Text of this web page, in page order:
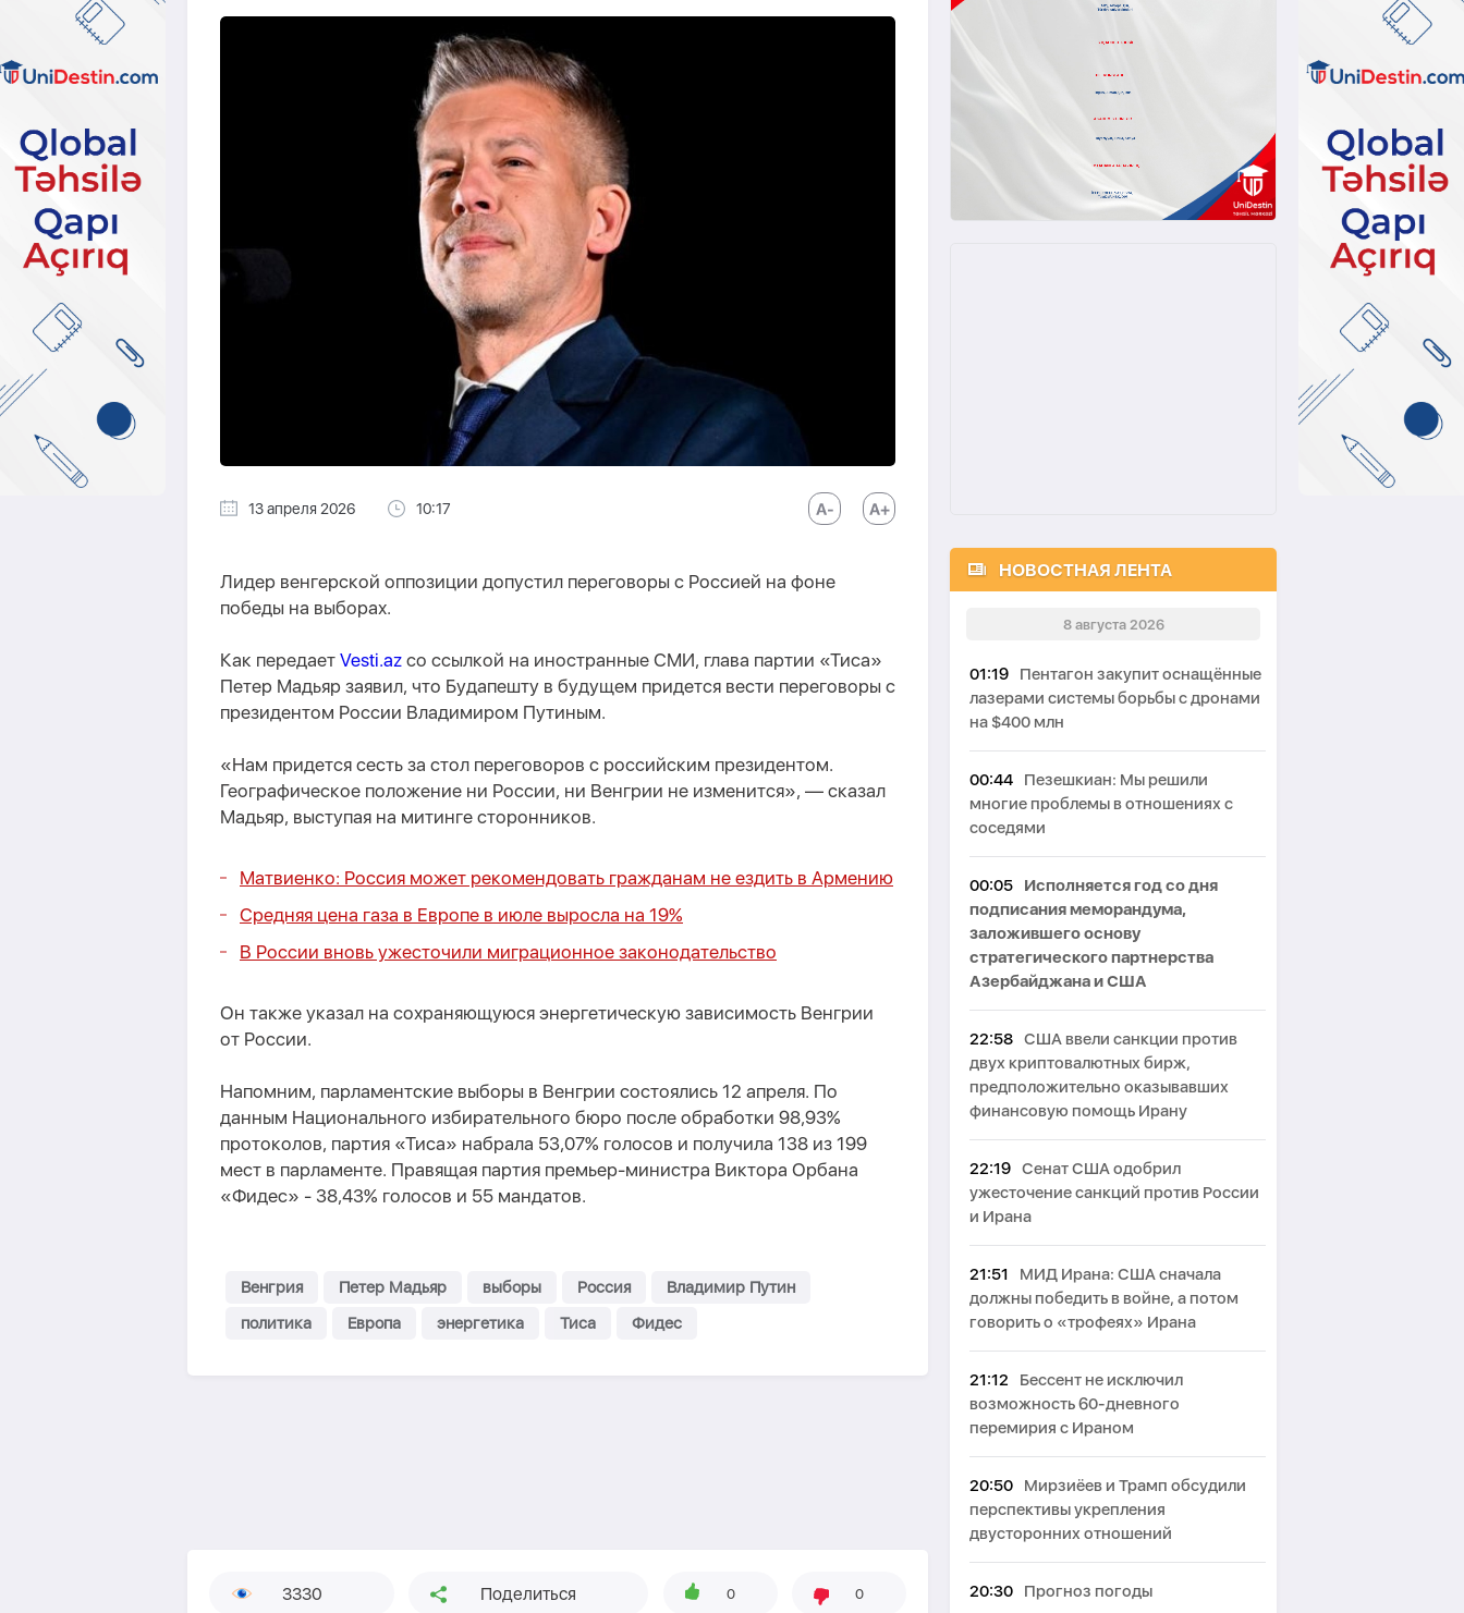
13 апреля 2026 10:17
Лидер венгерской оппозиции допустил переговоры с Россией на фоне
победы на выборах.
Как передает Vesti.az со ссылкой на иностранные СМИ, глава партии «Тиса»
Петер Мадьяр заявил, что Будапешту в будущем придется вести переговоры с
президентом России Владимиром Путиным.
«Нам придется сесть за стол переговоров с российским президентом.
Географическое положение ни России, ни Венгрии не изменится», — сказал
Мадьяр, выступая на митинге сторонников.
Матвиенко: Россия может рекомендовать гражданам не ездить в Армению
Средняя цена газа в Европе в июле выросла на 19%
В России вновь ужесточили миграционное законодательство
Он также указал на сохраняющуюся энергетическую зависимость Венгрии
от России.
Напомним, парламентские выборы в Венгрии состоялись 12 апреля. По
данным Национального избирательного бюро после обработки 98,93%
протоколов, партия «Тиса» набрала 53,07% голосов и получила 138 из 199
мест в парламенте. Правящая партия премьер-министра Виктора Орбана
«Фидес» - 38,43% голосов и 55 мандатов.
Венгрия Петер Мадьяр выборы Россия
Владимир Путин
политика
Европа энергетика Тиса Фидес
3330 Поделиться 0 0
НОВОСТНАЯ ЛЕНТА
8 августа 2026
01:19
Пентагон закупит оснащённые
лазерами системы борьбы с дронами
на $400 млн
00:44
Пезешкиан: Мы решили
многие проблемы в отношениях с
соседями
00:05
Исполняется год со дня
подписания меморандума,
заложившего основу
стратегического партнерства
Азербайджана и США
22:58 США ввели санкции против
двух криптовалютных бирж,
предположительно оказывавших
финансовую помощь Ирану
22:19 Сенат США одобрил
ужесточение санкций против России
и Ирана
21:51
МИД Ирана: США сначала
должны победить в войне, а потом
говорить о «трофеях» Ирана
21:12
Бессент не исключил
возможность 60-дневного
перемирия с Ираном
20:50
Мирзиёев и Трамп обсудили
перспективы укрепления
двусторонних отношений
20:30 Прогноз погоды